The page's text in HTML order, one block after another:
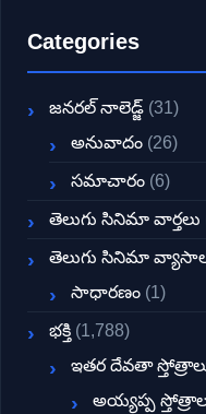
Categories
జనరల్ నాలెడ్జ్ (31)
అనువాదం (26)
సమాచారం (6)
తెలుగు సినిమా వార్తలు
తెలుగు సినిమా
సాధారణం (1)
భక్తి (1,788)
ఇతర దేవతా
అయ్యప్ప